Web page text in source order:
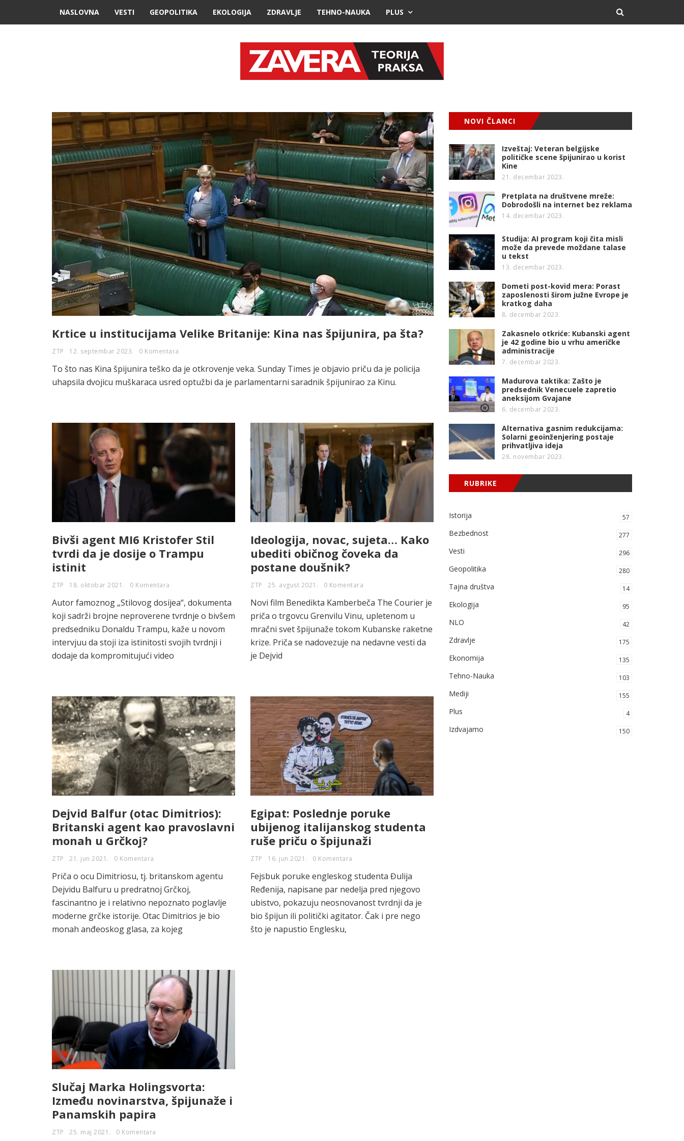
NASLOVNA VESTI GEOPOLITIKA EKOLOGIJA ZDRAVLJE TEHNO-NAUKA PLUS
Krtice u institucijama Velike Britanije: Kina nas špijunira, pa šta?
ZTP 12. septembar 2023. 0 Komentara
To što nas Kina špijunira teško da je otkrovenje veka. Sunday Times je objavio priču da je policija
uhapsila dvojicu muškaraca usred optužbi da je parlamentarni saradnik špijunirao za Kinu.
Bivši agent MI6 Kristofer Stil
tvrdi da je dosije o Trampu
istinit
ZTP 18. oktobar 2021. 0 Komentara
Autor famoznog „Stilovog dosijea“, dokumenta
koji sadrži brojne neproverene tvrdnje o bivšem
predsedniku Donaldu Trampu, kaže u novom
intervjuu da stoji iza istinitosti svojih tvrdnji i
dodaje da kompromitujući video
Ideologija, novac, sujeta… Kako
ubediti običnog čoveka da
postane doušnik?
ZTP 25. avgust 2021. 0 Komentara
Novi film Benedikta Kamberbeča The Courier je
priča o trgovcu Grenvilu Vinu, upletenom u
mračni svet špijunaže tokom Kubanske raketne
krize. Priča se nadovezuje na nedavne vesti da
je Dejvid
Dejvid Balfur (otac Dimitrios):
Britanski agent kao pravoslavni
monah u Grčkoj?
ZTP 21. jun 2021. 0 Komentara
Priča o ocu Dimitriosu, tj. britanskom agentu
Dejvidu Balfuru u predratnoj Grčkoj,
fascinantno je i relativno nepoznato poglavlje
moderne grčke istorije. Otac Dimitrios je bio
monah anđeoskog glasa, za kojeg
Egipat: Poslednje poruke
ubijenog italijanskog studenta
ruše priču o špijunaži
ZTP 16. jun 2021. 0 Komentara
Fejsbuk poruke engleskog studenta Đulija
Ređenija, napisane par nedelja pred njegovo
ubistvo, pokazuju neosnovanost tvrdnji da je
bio špijun ili politički agitator. Čak i pre nego
što je napustio Englesku,
Slučaj Marka Holingsvorta:
Između novinarstva, špijunaže i
Panamskih papira
ZTP 25. maj 2021. 0 Komentara
NOVI ČLANCI
Izveštaj: Veteran belgijske
političke scene špijunirao u korist
Kine
21. decembar 2023.
Pretplata na društvene mreže:
Dobrodošli na internet bez reklama
14. decembar 2023.
Studija: AI program koji čita misli
može da prevede moždane talase
u tekst
13. decembar 2023.
Dometi post-kovid mera: Porast
zaposlenosti širom južne Evrope je
kratkog daha
8. decembar 2023.
Zakasnelo otkriće: Kubanski agent
je 42 godine bio u vrhu američke
administracije
7. decembar 2023.
Madurova taktika: Zašto je
predsednik Venecuele zapretio
aneksijom Gvajane
6. decembar 2023.
Alternativa gasnim redukcijama:
Solarni geoinženjering postaje
prihvatljiva ideja
28. novembar 2023.
RUBRIKE
Istorija 57
Bezbednost 277
Vesti 296
Geopolitika 280
Tajna društva 14
Ekologija 95
NLO 42
Zdravlje 175
Ekonomija 135
Tehno-Nauka 103
Mediji 155
Plus 4
Izdvajamo 150